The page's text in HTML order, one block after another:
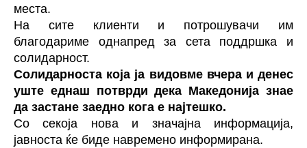
места.
На сите клиенти и потрошувачи им
благодариме однапред за сета поддршка и
солидарност.
Солидарноста која ја видовме вчера и денес
уште еднаш потврди дека Македонија знае
да застане заедно кога е најтешко.
Со секоја нова и значајна информација,
јавноста ќе биде навремено информирана.